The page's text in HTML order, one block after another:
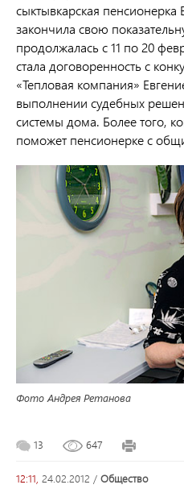
сыктывкарская
закончила свою
продолжалась с 11 по 20
стала договоренность с
«Тепловая компания»
выполнении судебных
системы дома. Более того,
поможет пенсионерке с
Фото Андрея Ретанова
13 647
12:11, 24.02.2012 / общество